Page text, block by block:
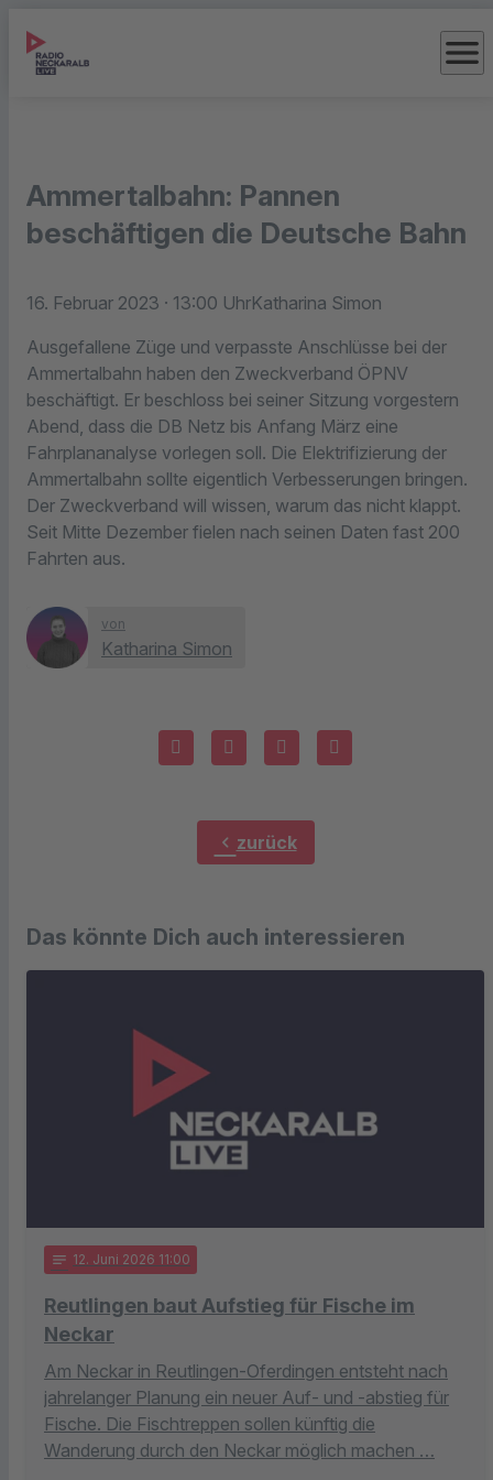
menu
Ammertalbahn: Pannen
beschäftigen die Deutsche Bahn
16. Februar 2023 · 13:00 UhrKatharina Simon
Ausgefallene Züge und verpasste Anschlüsse bei der
Ammertalbahn haben den Zweckverband ÖPNV
beschäftigt. Er beschloss bei seiner Sitzung vorgestern
Abend, dass die DB Netz bis Anfang März eine
Fahrplananalyse vorlegen soll. Die Elektrifizierung der
Ammertalbahn sollte eigentlich Verbesserungen bringen.
Der Zweckverband will wissen, warum das nicht klappt.
Seit Mitte Dezember fielen nach seinen Daten fast 200
Fahrten aus.
von
Katharina Simon
chevron_left zurück
Das könnte Dich auch interessieren
notes 12. Juni 2026 11:00
Reutlingen baut Aufstieg für Fische im
Neckar
Am Neckar in Reutlingen-Oferdingen entsteht nach
jahrelanger Planung ein neuer Auf- und -abstieg für
Fische. Die Fischtreppen sollen künftig die
Wanderung durch den Neckar möglich machen …